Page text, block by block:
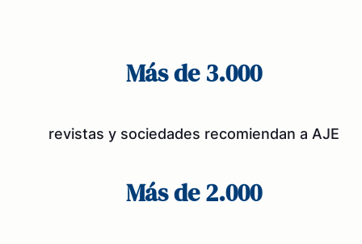
Más de 3.000
revistas y sociedades recomiendan a AJE
Más de 2.000